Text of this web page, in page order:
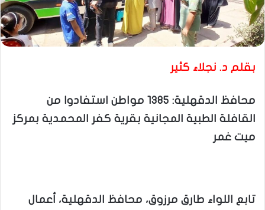
بقلم د. نجلاء كثير
محافظ الدقهلية: 1385 مواطن استفادوا من
القافلة الطبية المجانية بقرية كفر المحمدية بمركز
ميت غمر
تابع اللواء طارق مرزوق، محافظ الدقهلية، أعمال